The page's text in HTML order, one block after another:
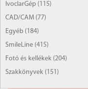
IvoclarGép (115)
CAD/CAM (77)
Egyéb (184)
SmileLine (415)
Fotó és kellékek (204)
Szakkönyvek (151)